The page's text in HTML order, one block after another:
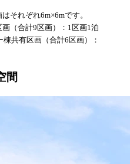
それぞれ6m×6mです。
（合計9区画）：1区画1泊
共有区画（合計6区画）：
間